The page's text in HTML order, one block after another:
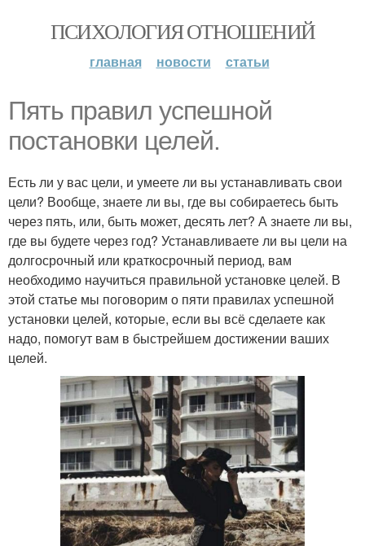
ПСИХОЛОГИЯ ОТНОШЕНИЙ
главная новости статьи
Пять правил успешной
постановки целей.
Есть ли у вас цели, и умеете ли вы устанавливать свои
цели? Вообще, знаете ли вы, где вы собираетесь быть
через пять, или, быть может, десять лет? А знаете ли вы,
где вы будете через год? Устанавливаете ли вы цели на
долгосрочный или краткосрочный период, вам
необходимо научиться правильной установке целей. В
этой статье мы поговорим о пяти правилах успешной
установки целей, которые, если вы всё сделаете как
надо, помогут вам в быстрейшем достижении ваших
целей.